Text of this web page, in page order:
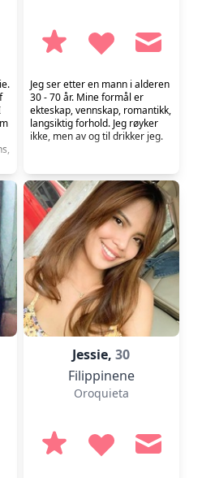
Jeg ser etter en mann i alderen
30 - 70 år. Mine formål er
ekteskap, vennskap, romantikk,
langsiktig forhold. Jeg røyker
ikke, men av og til drikker jeg.
Jessie,30
Filippinene
Oroquieta